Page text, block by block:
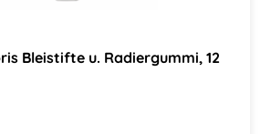
Bleistifte u. Radiergummi, 12